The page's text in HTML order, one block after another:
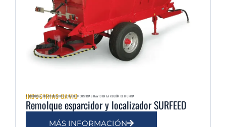
INDUSTRIAS DAVID
AGRIMULSA | DISTRIBUIDOR OFICIAL DE INDUSTRIAS DAVID EN LA REGIÓN DE MURCIA
Remolque esparcidor y localizador SURFEED
MÁS INFORMACIÓN